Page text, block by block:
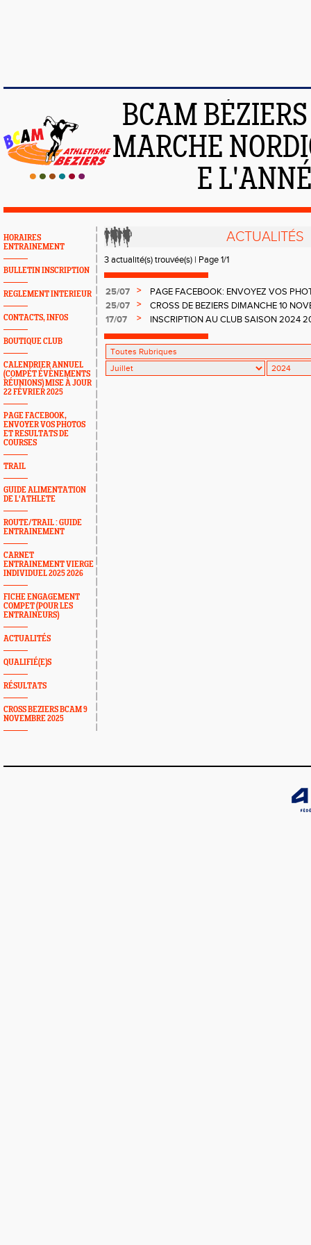
BCAM
MARCHE
E
HORAIRES
ENTRAINEMENT
BULLETIN INSCRIPTION
REGLEMENT INTERIEUR
CONTACTS, INFOS
BOUTIQUE CLUB
CALENDRIER ANNUEL
(COMPÉT ÉVÈNEMENTS
RÉUNIONS) MISE À JOUR
22 FÉVRIER 2025
PAGE FACEBOOK,
ENVOYER VOS PHOTOS
ET RESULTATS DE
COURSES
TRAIL
GUIDE ALIMENTATION
DE L'ATHLETE
ROUTE/TRAIL : GUIDE
ENTRAINEMENT
CARNET
ENTRAINEMENT VIERGE
INDIVIDUEL 2025 2026
FICHE ENGAGEMENT
COMPET (POUR LES
ENTRAINEURS)
ACTUALITÉS
QUALIFIÉ(E)S
RÉSULTATS
CROSS BEZIERS BCAM 9
NOVEMBRE 2025
ACTUALITÉS
3 actualité(s) trouvée(s) | Page 1/1
25/07 >
PAGE FACEBOOK: ENVOYEZ VOS
25/07
>
CROSS DE BEZIERS DIMANCHE 10
17/07
>
INSCRIPTION AU CLUB SAISON 2024